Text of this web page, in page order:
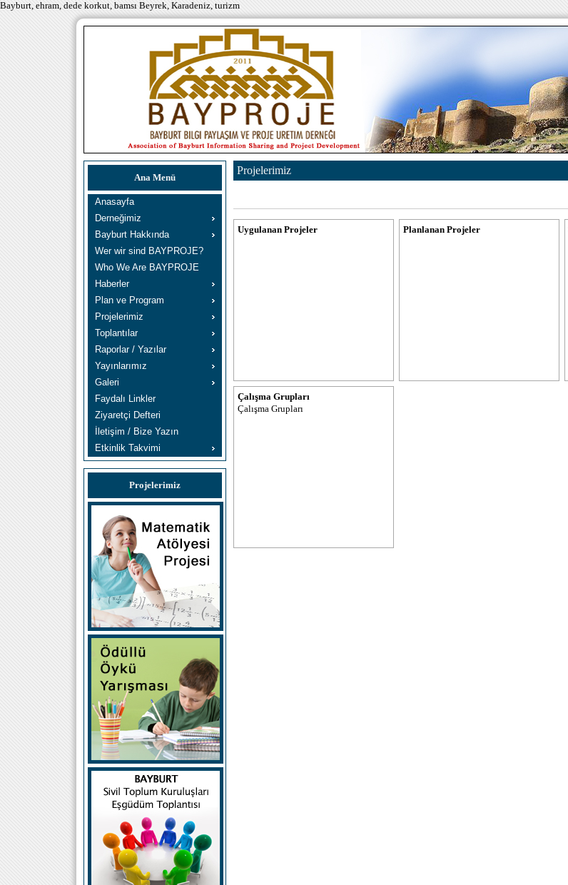
Bayburt, ehram, dede korkut, bamsı Beyrek, Karadeniz, turizm
Ana Menü
Anasayfa
Derneğimiz
Bayburt Hakkında
Wer wir sind BAYPROJE?
Who We Are BAYPROJE
Haberler
Plan ve Program
Projelerimiz
Toplantılar
Raporlar / Yazılar
Yayınlarımız
Galeri
Faydalı Linkler
Ziyaretçi Defteri
İletişim / Bize Yazın
Etkinlik Takvimi
Projelerimiz
Projelerimiz
Uygulanan Projeler Planlanan Projeler
Çalışma Grupları
Çalışma Grupları